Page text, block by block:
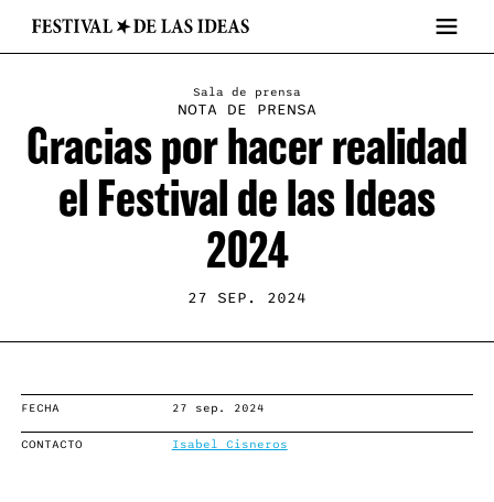
Sala de prensa
NOTA DE PRENSA
Gracias por hacer realidad
el Festival de las Ideas
2024
27 SEP. 2024
FECHA 27 sep. 2024
CONTACTO Isabel Cisneros